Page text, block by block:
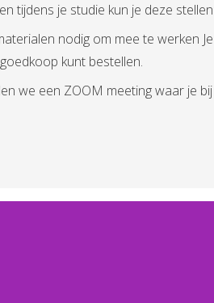
tijdens je studie kun je deze
nodig om mee te werken
kunt bestellen.
we een ZOOM meeting waar je